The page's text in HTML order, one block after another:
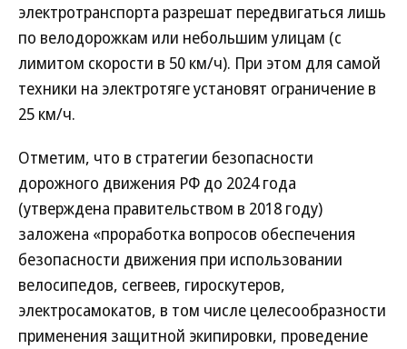
электротранспорта разрешат передвигаться лишь
по велодорожкам или небольшим улицам (с
лимитом скорости в 50 км/ч). При этом для самой
техники на электротяге установят ограничение в
25 км/ч.
Отметим, что в стратегии безопасности
дорожного движения РФ до 2024 года
(утверждена правительством в 2018 году)
заложена «проработка вопросов обеспечения
безопасности движения при использовании
велосипедов, сегвеев, гироскутеров,
электросамокатов, в том числе целесообразности
применения защитной экипировки, проведение